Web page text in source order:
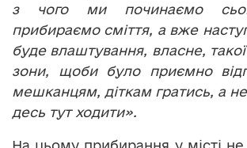
з чого ми починаємо
прибираємо сміття, а вже
буде влаштування, власне,
зони, щоби було приємно
мешканцям, діткам гратись, а
десь тут ходити».
На цьому прибирання у місті не